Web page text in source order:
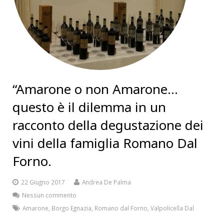
Contatti
“Amarone o non Amarone…
questo è il dilemma in un
racconto della degustazione dei
vini della famiglia Romano Dal
Forno.
22 Giugno 2017
Andrea De Palma
Nessun commento
Amarone Borgo Egnazia Romano dal Forno Valpolicella Dal